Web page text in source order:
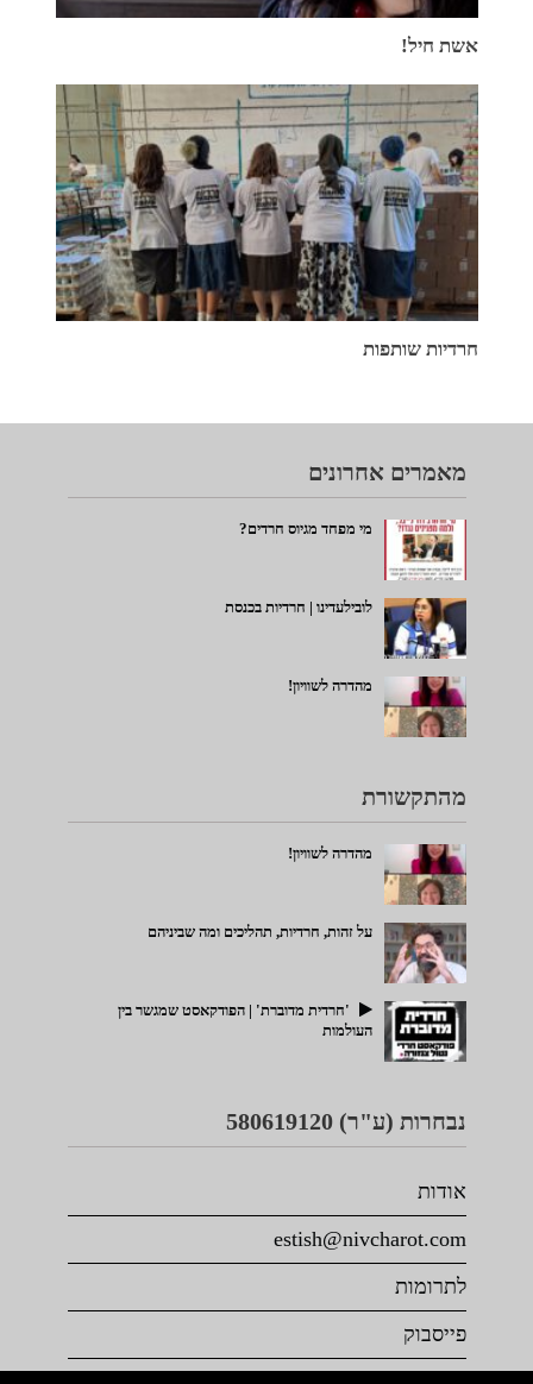
אשת חיל!
חרדיות שותפות
מאמרים אחרונים
מי מפחד מגיוס חרדים?
לובילעדינו | חרדיות בכנסת
מהדרה לשוויון!
מהתקשורת
מהדרה לשוויון!
על זהות, חרדיות, תהליכים ומה שביניהם
'חרדית מדוברת' | הפודקאסט שמגשר בין
העולמות
נבחרות (ע"ר) 580619120
אודות
estish@nivcharot.com
לתרומות
פייסבוק